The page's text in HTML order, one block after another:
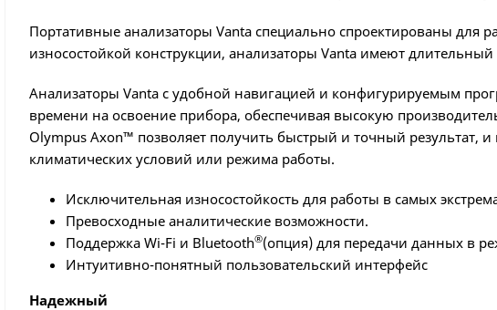
Портативные анализаторы Vanta специально спроектированы для
износостойкой конструкции, анализаторы Vanta имеют
Анализаторы Vanta с удобной навигацией и конфигурируемым
времени на освоение прибора, обеспечивая высокую
Olympus Axon™ позволяет получить быстрый и точный результат,
климатических условий или режима работы.
Исключительная износостойкость для работы в самых
Превосходные аналитические возможности.
Поддержка Wi-Fi и Bluetooth®(опция) для передачи данных в
Интуитивно-понятный пользовательский интерфейс
Надежный